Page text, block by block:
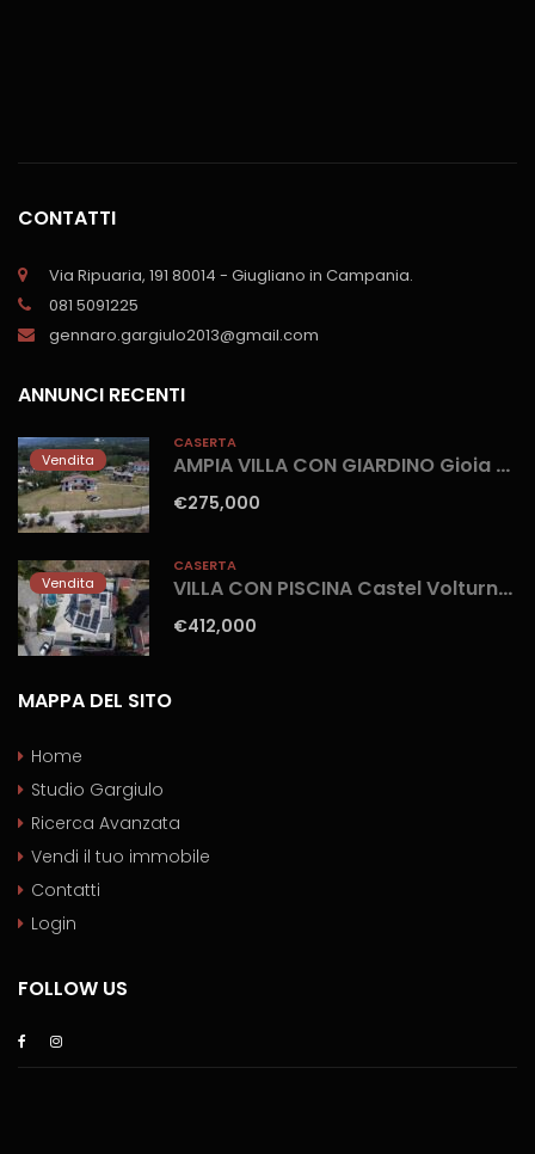
CONTATTI
Via Ripuaria, 191 80014 - Giugliano in Campania.
081 5091225
gennaro.gargiulo2013@gmail.com
ANNUNCI RECENTI
Vendita
CASERTA
AMPIA VILLA CON GIARDINO Gioia Sannitica
€275,000
Vendita
CASERTA
VILLA CON PISCINA Castel Volturno-Parco Europa
€412,000
MAPPA DEL SITO
Home
Studio Gargiulo
Ricerca Avanzata
Vendi il tuo immobile
Contatti
Login
FOLLOW US